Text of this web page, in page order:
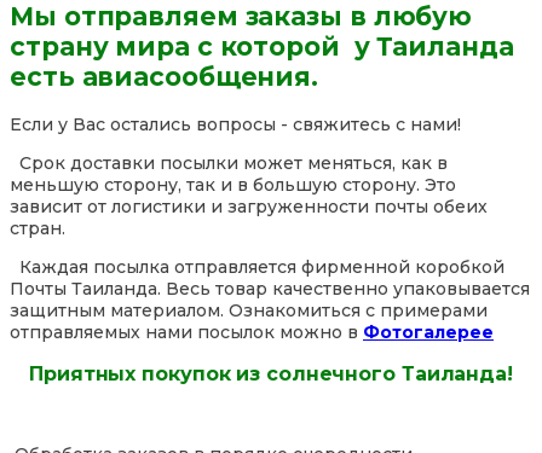
Мы отправляем заказы в любую
страну мира с которой у Таиланда
есть авиасообщения.
Если у Вас остались вопросы - свяжитесь с нами!
Срок доставки посылки может меняться, как в
меньшую сторону, так и в большую сторону. Это
зависит от логистики и загруженности почты обеих
стран.
Каждая посылка отправляется фирменной коробкой
Почты Таиланда. Весь товар качественно упаковывается
защитным материалом. Ознакомиться с примерами
отправляемых нами посылок можно в Фотогалерее
Приятных покупок из солнечного Таиланда!